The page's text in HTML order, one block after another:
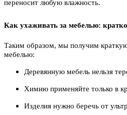
переносит любую влажность.
Как ухаживать за мебелью: кратко
Таким образом, мы получим
мебелью:
Деревянную мебель нельзя
Химию применяйте только в
Изделия нужно беречь от